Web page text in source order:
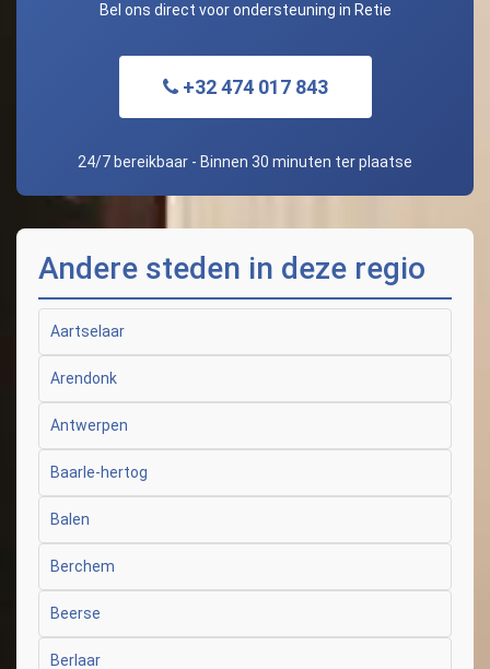
Bel ons direct voor ondersteuning in Retie
+32 474 017 843
24/7 bereikbaar - Binnen 30 minuten ter plaatse
Andere steden in deze regio
Aartselaar
Arendonk
Antwerpen
Baarle-hertog
Balen
Berchem
Beerse
Berlaar